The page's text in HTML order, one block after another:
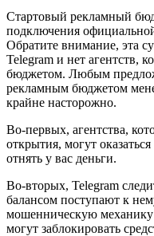
Стартовый рекламный
подключения
Обратите внимание, эта
Telegram и нет агентств,
бюджетом. Любым
рекламным бюджетом
крайне насторожно.
Во-первых, агентства,
открытия, могут
отнять у вас деньги.
Во-вторых, Telegram
балансом поступают к
мошенническую
могут заблокировать